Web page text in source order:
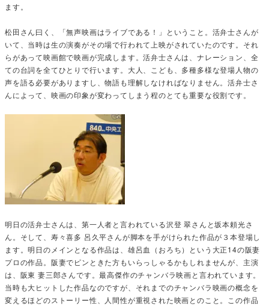
ます。
松田さん曰く、「無声映画はライブである！」ということ。活弁士さんが
いて、当時は生の演奏がその場で行われて上映がされていたのです。それ
らがあって映画館で映画が完成します。活弁士さんは、ナレーション、全
ての台詞を全てひとりで行います。大人、こども、多種多様な登場人物の
声を語る必要がありますし、物語も理解しなければなりません。活弁士さ
んによって、映画の印象が変わってしまう程のとても重要な役割です。
明日の活弁士さんは、第一人者と言われている沢登 翠さんと坂本頼光さ
ん。そして、寿々喜多 呂久平さんが脚本を手がけられた作品が３本登場し
ます。明日のメインとなる作品は、雄呂血（おろち）という大正14の阪妻
プロの作品。阪妻でピンときた方もいらっしゃるかもしれませんが、主演
は、阪東 妻三郎さんです。最高傑作のチャンバラ映画と言われています。
当時も大ヒットした作品なのですが、それまでのチャンバラ映画の概念を
変えるほどのストーリー性、人間性が重視された映画とのこと。この作品